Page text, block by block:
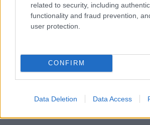
related to security, including
functionality and fraud prevention,
user protection.
CONFIRM
Data Deletion Data Access
ΚΟΙΝΩΝΊΑ
Προήχθη σε Αστυνομικό
Διοικητής της Τροχαίας
Τάσιος